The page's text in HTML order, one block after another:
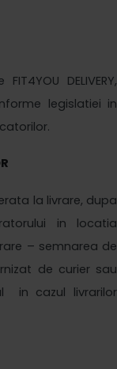
FIT4YOU DELIVERY,
legislatiei in
la livrare, dupa
in locatia
– semnarea de
de curier sau
in cazul livrarilor